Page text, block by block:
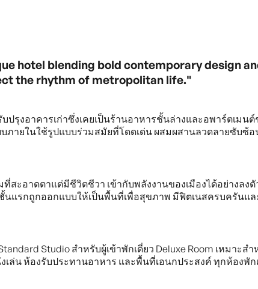
hotel blending bold contemporary design
the rhythm of metropolitan life."
รุงอาคารเก่าซึ่งเคยเป็นร้านอาหารชั้นล่างและอพาร์ตเม
ภายในใช้รูปแบบร่วมสมัยที่โดดเด่น ผสมผสานลวดลายซับซ้
สะอาดตาแต่มีชีวิตชีวา เข้ากับพลังงานของเมืองได้อย่างล
รกถูกออกแบบให้เป็นพื้นที่เพื่อสุขภาพ มีฟิตเนสครบครันแล
Studio สำหรับผู้เข้าพักเดี่ยว Deluxe Room เหมาะ
เล่น ห้องรับประทานอาหาร และพื้นที่เอนกประสงค์ ทุกห้องพั